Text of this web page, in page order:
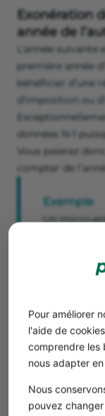
Pour améliorer
l'aide de
comprendre les
nous adapter
Nous
pouvez
Exonération
année de
L’année
première année
bénéficier d’une
d’imposition ou
données N-1
Vous paierez
compter de
Exemple
Un micro-
se baser
compte
la CFE
En 2026,
sur votre
vous ne
votre base